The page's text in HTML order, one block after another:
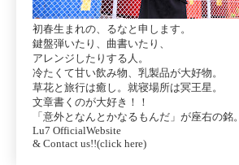
初春生まれの、るなと申します。
鍵盤弾いたり、曲書いたり、
アレンジしたりする人。
冷たくて甘い飲み物、乳製品が大好物。
草花と旅行は癒し。就寝場所は冥王星。
文章書くのが大好き！！
「意外となんとかなるもんだ」が座右の銘。
Lu7 OfficialWebsite
& Contact us!!(click here)